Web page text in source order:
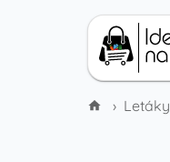
› Letáky